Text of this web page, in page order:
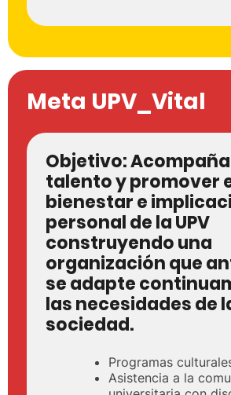
Meta UPV_Vital
Objetivo:
talento y promover
bienestar e
personal de la UPV
construyendo una
organización que
se adapte
las necesidades de
sociedad.
Programas
Asistencia a la